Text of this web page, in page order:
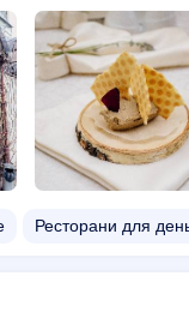
Ресторани для